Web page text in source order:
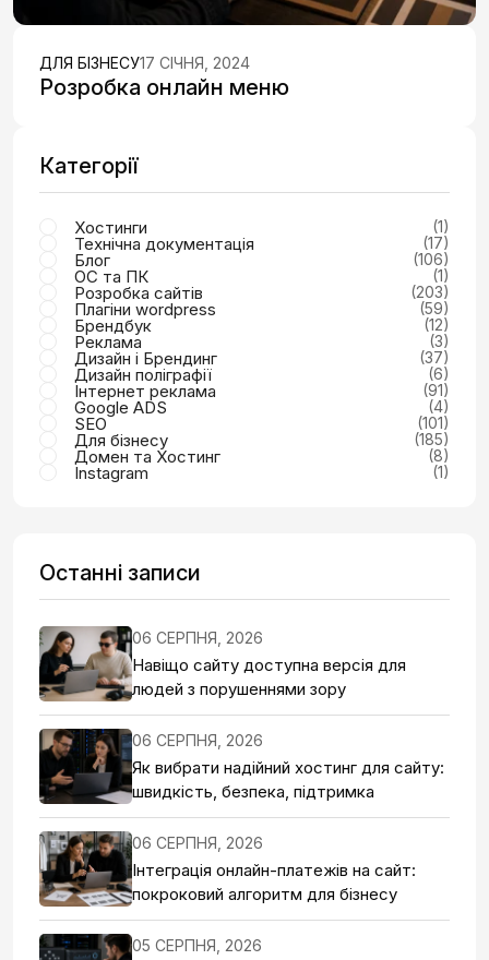
ДЛЯ БІЗНЕСУ17 СІЧНЯ, 2024
Розробка онлайн меню
Категорії
Хостинги (1)
Технічна документація (17)
Блог (106)
ОС та ПК (1)
Розробка сайтів (203)
Плагіни wordpress (59)
Брендбук (12)
Реклама (3)
Дизайн і Брендинг (37)
Дизайн поліграфії (6)
Інтернет реклама (91)
Google ADS (4)
SEO (101)
Для бізнесу (185)
Домен та Хостинг (8)
Instagram (1)
Останні записи
06 СЕРПНЯ, 2026
Навіщо сайту доступна версія для
людей з порушеннями зору
06 СЕРПНЯ, 2026
Як вибрати надійний хостинг для сайту:
швидкість, безпека, підтримка
06 СЕРПНЯ, 2026
Інтеграція онлайн-платежів на сайт:
покроковий алгоритм для бізнесу
05 СЕРПНЯ, 2026